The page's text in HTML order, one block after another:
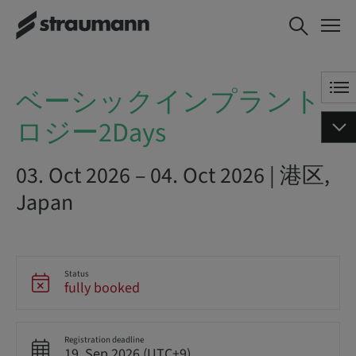
ベーシックインプラントロジー2Days
ベーシックインプラント
ロジー2Days
03. Oct 2026 – 04. Oct 2026 | 港区,
Japan
Status
fully booked
Registration deadline